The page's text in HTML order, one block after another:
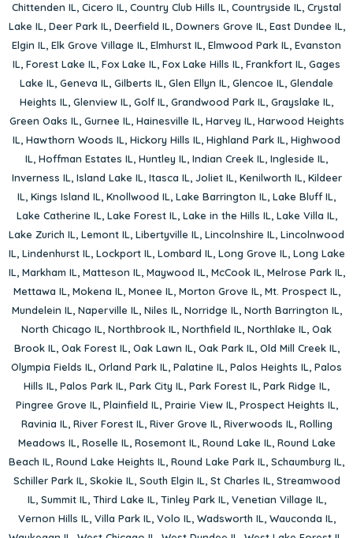
Chittenden IL, Cicero IL, Country Club Hills IL, Countryside IL, Crystal
Lake IL, Deer Park IL, Deerfield IL, Downers Grove IL, East Dundee IL,
Elgin IL, Elk Grove Village IL, Elmhurst IL, Elmwood Park IL, Evanston
IL, Forest Lake IL, Fox Lake IL, Fox Lake Hills IL, Frankfort IL, Gages
Lake IL, Geneva IL, Gilberts IL, Glen Ellyn IL, Glencoe IL, Glendale
Heights IL, Glenview IL, Golf IL, Grandwood Park IL, Grayslake IL,
Green Oaks IL, Gurnee IL, Hainesville IL, Harvey IL, Harwood Heights
IL, Hawthorn Woods IL, Hickory Hills IL, Highland Park IL, Highwood
IL, Hoffman Estates IL, Huntley IL, Indian Creek IL, Ingleside IL,
Inverness IL, Island Lake IL, Itasca IL, Joliet IL, Kenilworth IL, Kildeer
IL, Kings Island IL, Knollwood IL, Lake Barrington IL, Lake Bluff IL,
Lake Catherine IL, Lake Forest IL, Lake in the Hills IL, Lake Villa IL,
Lake Zurich IL, Lemont IL, Libertyville IL, Lincolnshire IL, Lincolnwood
IL, Lindenhurst IL, Lockport IL, Lombard IL, Long Grove IL, Long Lake
IL, Markham IL, Matteson IL, Maywood IL, McCook IL, Melrose Park IL,
Mettawa IL, Mokena IL, Monee IL, Morton Grove IL, Mt. Prospect IL,
Mundelein IL, Naperville IL, Niles IL, Norridge IL, North Barrington IL,
North Chicago IL, Northbrook IL, Northfield IL, Northlake IL, Oak
Brook IL, Oak Forest IL, Oak Lawn IL, Oak Park IL, Old Mill Creek IL,
Olympia Fields IL, Orland Park IL, Palatine IL, Palos Heights IL, Palos
Hills IL, Palos Park IL, Park City IL, Park Forest IL, Park Ridge IL,
Pingree Grove IL, Plainfield IL, Prairie View IL, Prospect Heights IL,
Ravinia IL, River Forest IL, River Grove IL, Riverwoods IL, Rolling
Meadows IL, Roselle IL, Rosemont IL, Round Lake IL, Round Lake
Beach IL, Round Lake Heights IL, Round Lake Park IL, Schaumburg IL,
Schiller Park IL, Skokie IL, South Elgin IL, St Charles IL, Streamwood
IL, Summit IL, Third Lake IL, Tinley Park IL, Venetian Village IL,
Vernon Hills IL, Villa Park IL, Volo IL, Wadsworth IL, Wauconda IL,